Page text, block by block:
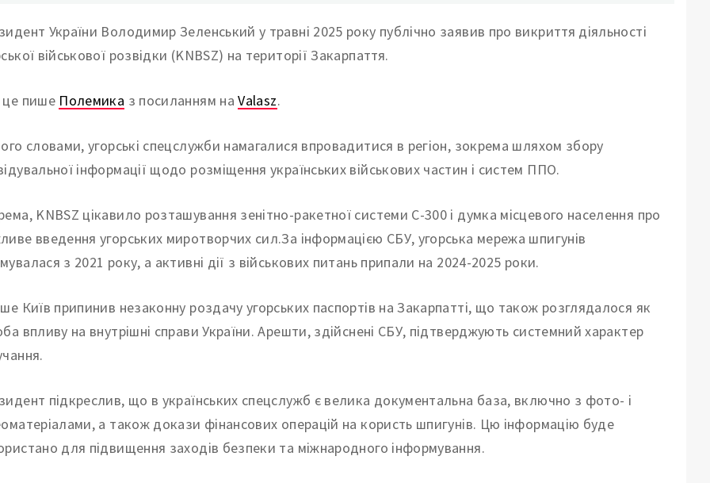
України Володимир Зеленський у травні 2025 року публічно заявив про викриття діяльності
військової розвідки (KNBSZ) на території Закарпаття.
пише Полемика з посиланням наValasz.
словами, угорські спецслужби намагалися впровадитися в регіон, зокрема шляхом збору
інформації щодо розміщення українських військових частин і систем ППО.
KNBSZ цікавило розташування зенітно-ракетної системи С-300 і думка місцевого населення про
введення угорських миротворчих сил.За інформацією СБУ, угорська мережа шпигунів
з 2021 року, а активні дії з військових питань припали на 2024-2025 роки.
Київ припинив незаконну роздачу угорських паспортів на Закарпатті, що також розглядалося як
впливу на внутрішні справи України. Арешти, здійснені СБУ, підтверджують системний характер
підкреслив, що в українських спецслужб є велика документальна база, включно з фото- і
а також докази фінансових операцій на користь шпигунів. Цю інформацію буде
для підвищення заходів безпеки та міжнародного інформування.